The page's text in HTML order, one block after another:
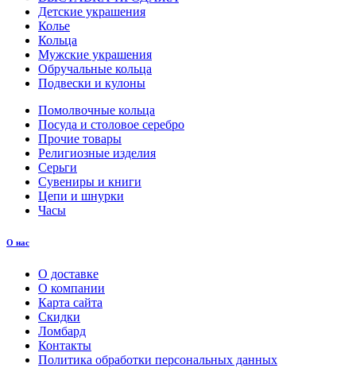
Детские украшения
Колье
Кольца
Мужские украшения
Обручальные кольца
Подвески и кулоны
Помолвочные кольца
Посуда и столовое серебро
Прочие товары
Религиозные изделия
Серьги
Сувениры и книги
Цепи и шнурки
Часы
О нас
О доставке
О компании
Карта сайта
Скидки
Ломбард
Контакты
Политика обработки персональных данных